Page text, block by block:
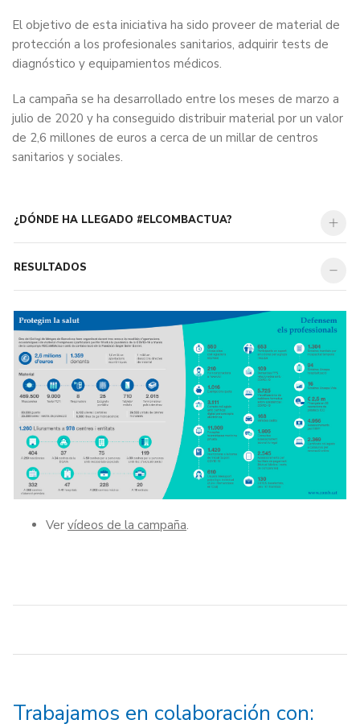
El objetivo de esta iniciativa ha sido proveer de material de
protección a los profesionales sanitarios, adquirir tests de
diagnóstico y equipamientos médicos.
La campaña se ha desarrollado entre los meses de marzo a
julio de 2020 y ha conseguido distribuir material por un valor
de 2,6 millones de euros a cerca de un millar de centros
sanitarios y sociales.
¿DÓNDE HA LLEGADO #ELCOMBACTUA?
RESULTADOS
Ver vídeos de la campaña.
Trabajamos en colaboración con: